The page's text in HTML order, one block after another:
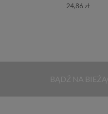
24,86 zł
BĄDŹ NA